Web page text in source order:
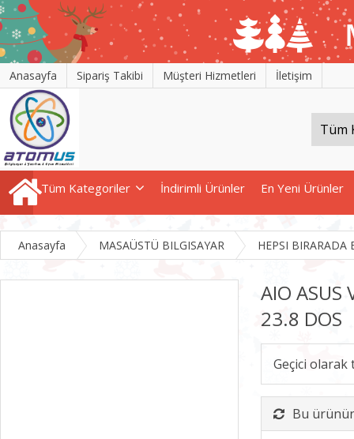
Anasayfa Sipariş Takibi Müşteri Hizmetleri İletişim
Tüm Kategoriler İndirimli Ürünler En Yeni Ürünler
Anasayfa MASAÜSTÜ BILGISAYAR HEPSI BIRARADA
AIO ASUS
23.8 DOS
Geçici
Bu